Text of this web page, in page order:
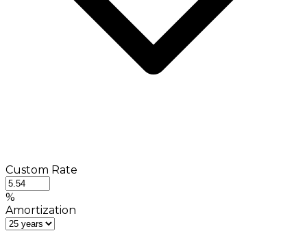
Custom Rate
%
Amortization